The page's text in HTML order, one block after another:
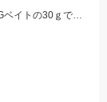
反応は多いが、なかなかフッキングしませんでした。TGベイトの30ｇで釣れました！